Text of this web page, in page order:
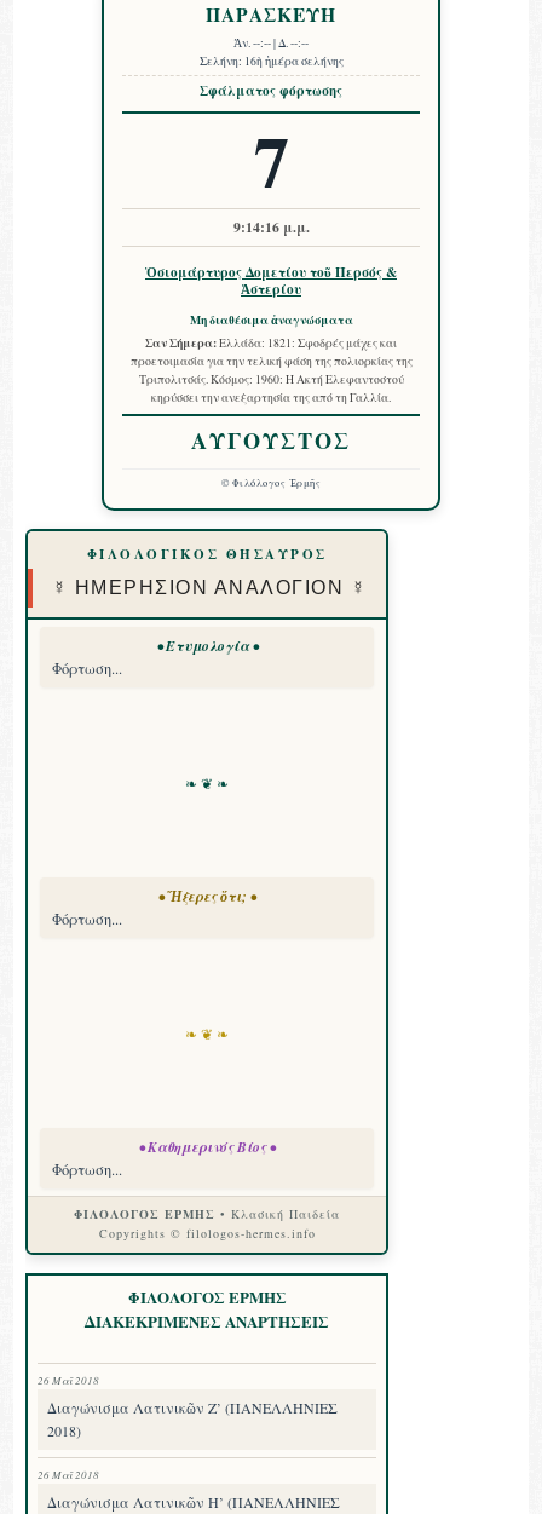
ΠΑΡΑΣΚΕΥΗ
Ἀν.--:--| Δ.--:--
Σελήνη: 16ὴ ἡμέρα σελήνης
Σφάλματος φόρτωσης
7
9:14:16 μ.μ.
Ὁσιομάρτυρος Δομετίου τοῦ Περσός &
Ἀστερίου
Μη διαθέσιμα ἀναγνώσματα
Σαν Σήμερα:Ελλάδα: 1821: Σφοδρές μάχες και
προετοιμασία για την τελική φάση της πολιορκίας της
Τριπολιτσάς. Κόσμος: 1960: Η Ακτή Ελεφαντοστού
κηρύσσει την ανεξαρτησία της από τη Γαλλία.
ΑΥΓΟΥΣΤΟΣ
© Φιλόλογος Ἑρμῆς
ΦΙΛΟΛΟΓΙΚΟΣ ΘΗΣΑΥΡΟΣ
☿ ΗΜΕΡΗΣΙΟΝ ΑΝΑΛΟΓΙΟΝ ☿
• Ετυμολογία •
Φόρτωση...
❧ ❦ ❧
• Ἤξερες ὅτι; •
Φόρτωση...
❧ ❦ ❧
• Καθημερινός Βίος •
Φόρτωση...
ΦΙΛΟΛΟΓΟΣ ΕΡΜΗΣ • Κλασική Παιδεία
Copyrights © filologos-hermes.info
ΦΙΛΟΛΟΓΟΣ ΕΡΜΗΣ
ΔΙΑΚΕΚΡΙΜΕΝΕΣ ΑΝΑΡΤΗΣΕΙΣ
26 Μαΐ 2018
Διαγώνισμα Λατινικῶν Ζ’ (ΠΑΝΕΛΛΗΝΙΕΣ
2018)
26 Μαΐ 2018
Διαγώνισμα Λατινικῶν Η’ (ΠΑΝΕΛΛΗΝΙΕΣ